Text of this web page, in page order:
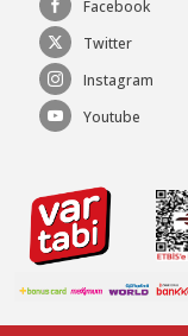
Facebook
Twitter
Instagram
Youtube